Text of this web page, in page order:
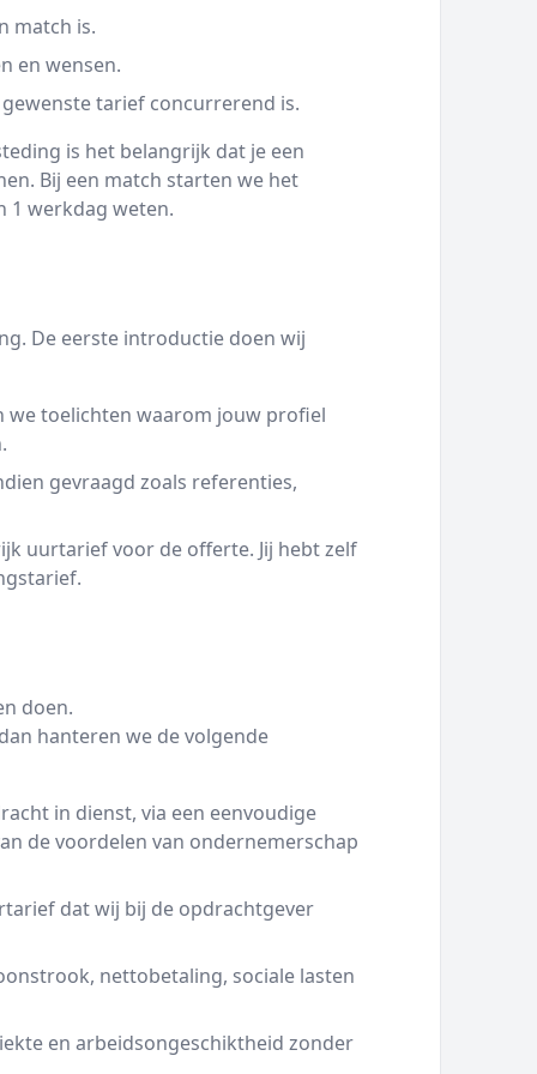
match is.
en wensen.
tarief concurrerend is.
is het belangrijk dat je een
Bij een match starten we het
1 werkdag weten.
De eerste introductie doen wij
we toelichten waarom jouw profiel
gevraagd zoals referenties,
uurtarief voor de offerte. Jij hebt zelf
doen.
hanteren we de volgende
in dienst, via een eenvoudige
de voordelen van ondernemerschap
dat wij bij de opdrachtgever
nettobetaling, sociale lasten
en arbeidsongeschiktheid zonder